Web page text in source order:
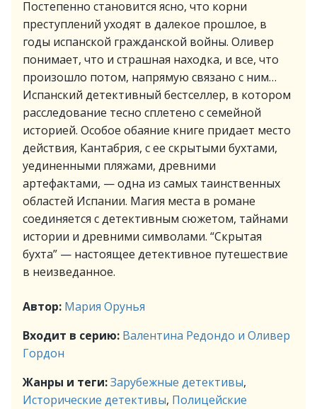
Постепенно становится ясно, что корни
преступлений уходят в далекое прошлое, в
годы испанской гражданской войны. Оливер
понимает, что и страшная находка, и все, что
произошло потом, напрямую связано с ним…
Испанский детективный бестселлер, в котором
расследование тесно сплетено с семейной
историей. Особое обаяние книге придает место
действия, Кантабрия, с ее скрытыми бухтами,
уединенными пляжами, древними
артефактами, — одна из самых таинственных
областей Испании. Магия места в романе
соединяется с детективным сюжетом, тайнами
истории и древними символами. “Скрытая
бухта” — настоящее детективное путешествие
в неизведанное.
Автор: Мария Орунья
Входит в серию: Валентина Редондо и Оливер
Гордон
Жанры и теги:Зарубежные детективы,
Исторические детективы, Полицейские